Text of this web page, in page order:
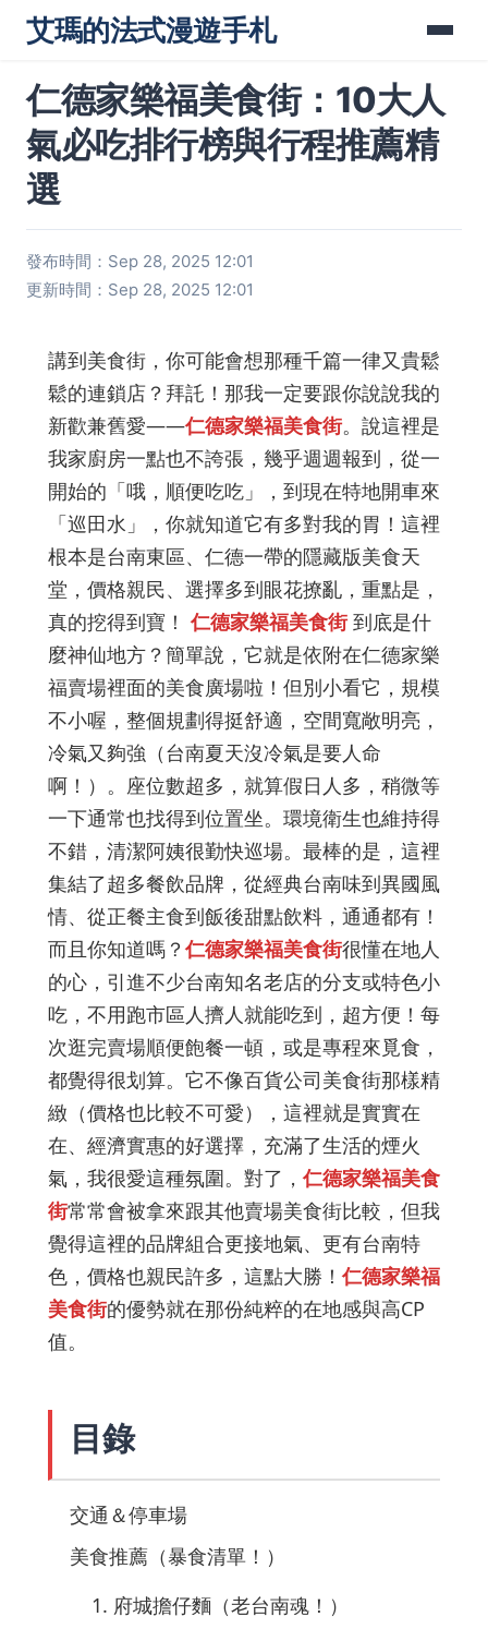
艾瑪的法式漫遊手札
仁德家樂福美食街：10大人
氣必吃排行榜與行程推薦精
選
發布時間：Sep 28, 2025 12:01
更新時間：Sep 28, 2025 12:01
講到美食街，你可能會想那種千篇一律又貴鬆
鬆的連鎖店？拜託！那我一定要跟你說說我的
新歡兼舊愛——仁德家樂福美食街。說這裡是
我家廚房一點也不誇張，幾乎週週報到，從一
開始的「哦，順便吃吃」，到現在特地開車來
「巡田水」，你就知道它有多對我的胃！這裡
根本是台南東區、仁德一帶的隱藏版美食天
堂，價格親民、選擇多到眼花撩亂，重點是，
真的挖得到寶！仁德家樂福美食街到底是什
麼神仙地方？簡單說，它就是依附在仁德家樂
福賣場裡面的美食廣場啦！但別小看它，規模
不小喔，整個規劃得挺舒適，空間寬敞明亮，
冷氣又夠強（台南夏天沒冷氣是要人命
啊！）。座位數超多，就算假日人多，稍微等
一下通常也找得到位置坐。環境衛生也維持得
不錯，清潔阿姨很勤快巡場。最棒的是，這裡
集結了超多餐飲品牌，從經典台南味到異國風
情、從正餐主食到飯後甜點飲料，通通都有！
而且你知道嗎？仁德家樂福美食街很懂在地人
的心，引進不少台南知名老店的分支或特色小
吃，不用跑市區人擠人就能吃到，超方便！每
次逛完賣場順便飽餐一頓，或是專程來覓食，
都覺得很划算。它不像百貨公司美食街那樣精
緻（價格也比較不可愛），這裡就是實實在
在、經濟實惠的好選擇，充滿了生活的煙火
氣，我很愛這種氛圍。對了，仁德家樂福美食
街常常會被拿來跟其他賣場美食街比較，但我
覺得這裡的品牌組合更接地氣、更有台南特
色，價格也親民許多，這點大勝！仁德家樂福
美食街的優勢就在那份純粹的在地感與高CP
值。
目錄
交通＆停車場
美食推薦（暴食清單！）
1. 府城擔仔麵（老台南魂！）